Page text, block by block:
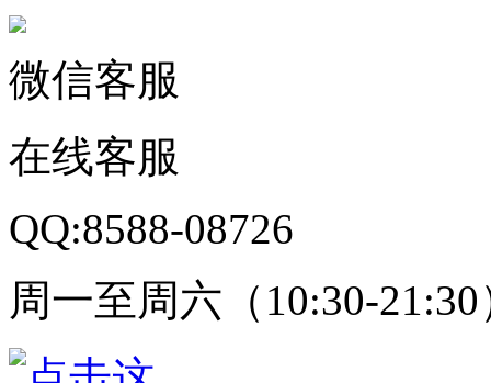
微信客服
在线客服
QQ:8588-08726
周一至周六（10:30-21:30